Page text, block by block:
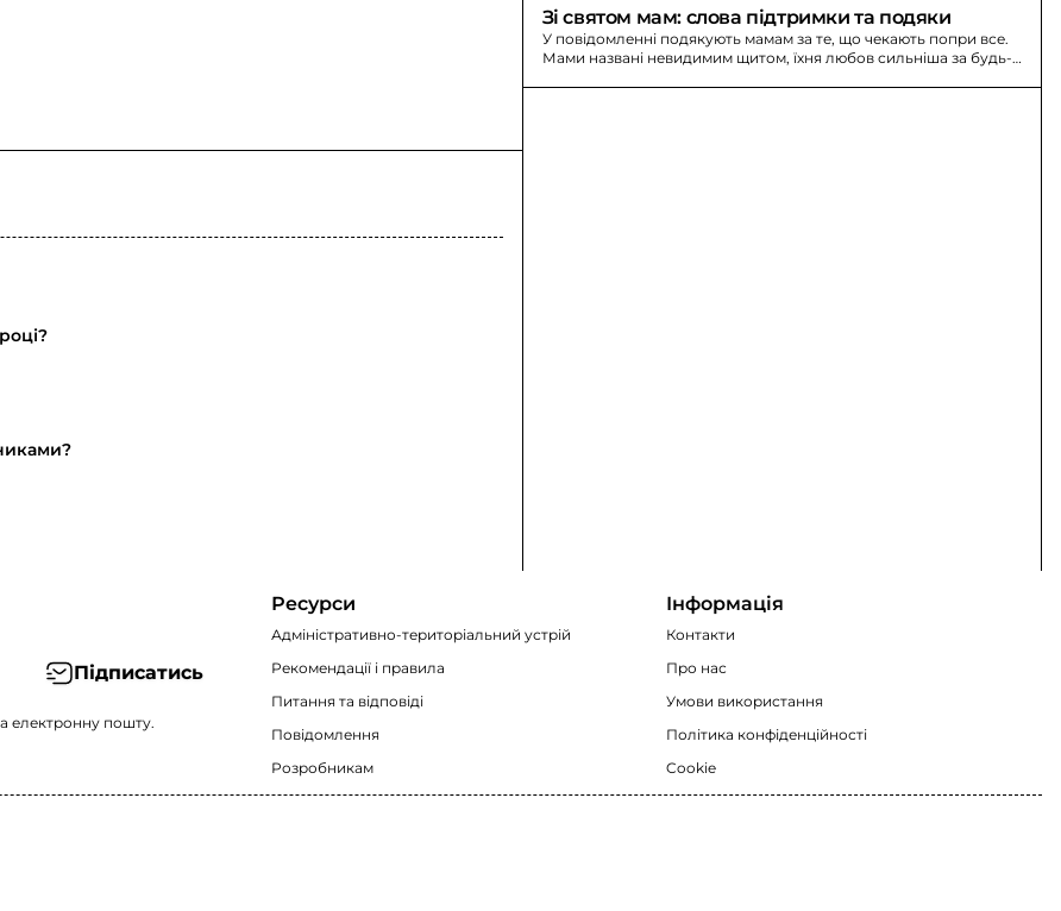
Зі святом мам: слова підтримки та подяки
У повідомленні подякують мамам за те, що чекають попри все.
Мами названі невидимим щитом, їхня любов сильніша за будь-
Підписатись
електронну пошту.
Ресурси
Адміністративно-територіальний устрій
Рекомендації i правила
Питання та відповіді
Повідомлення
Розробникам
Інформація
Контакти
Про нас
Умови використання
Політика конфіденційності
Cookie